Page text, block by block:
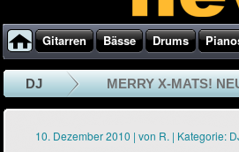
Gitarren Bässe Drums
DJ MERRY X-MATS!
10. Dezember 2010 | von R. | Kategorie: